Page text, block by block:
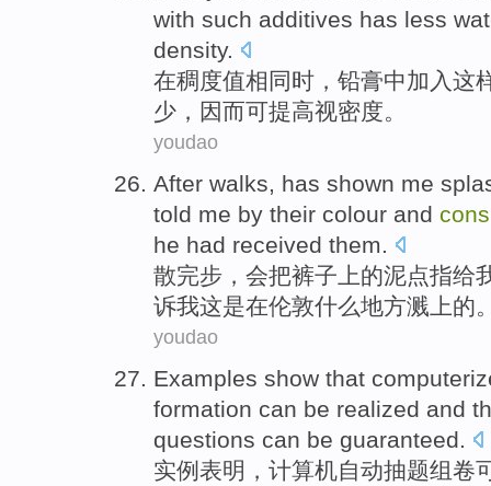
with such additives has less
density.
在稠度值相同时， 铅膏中加入这
少 ， 因而可提高视密度。
youdao
After walks, has shown me
told me by their colour and
he had received them.
散完步，会把裤子 上的泥点指给
诉我这是在伦敦什么地方溅上的
youdao
Examples show that
formation can be realized and
questions can be guaranteed.
实例 表明 ， 计算机自动抽题组卷